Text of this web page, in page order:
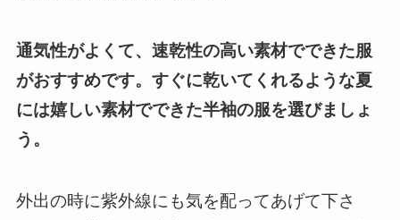
通気性がよくて、速乾性の高い素材でできた服
がおすすめです。すぐに乾いてくれるような夏
には嬉しい素材でできた半袖の服を選びましょ
う。
外出の時に紫外線にも気を配ってあげて下さ